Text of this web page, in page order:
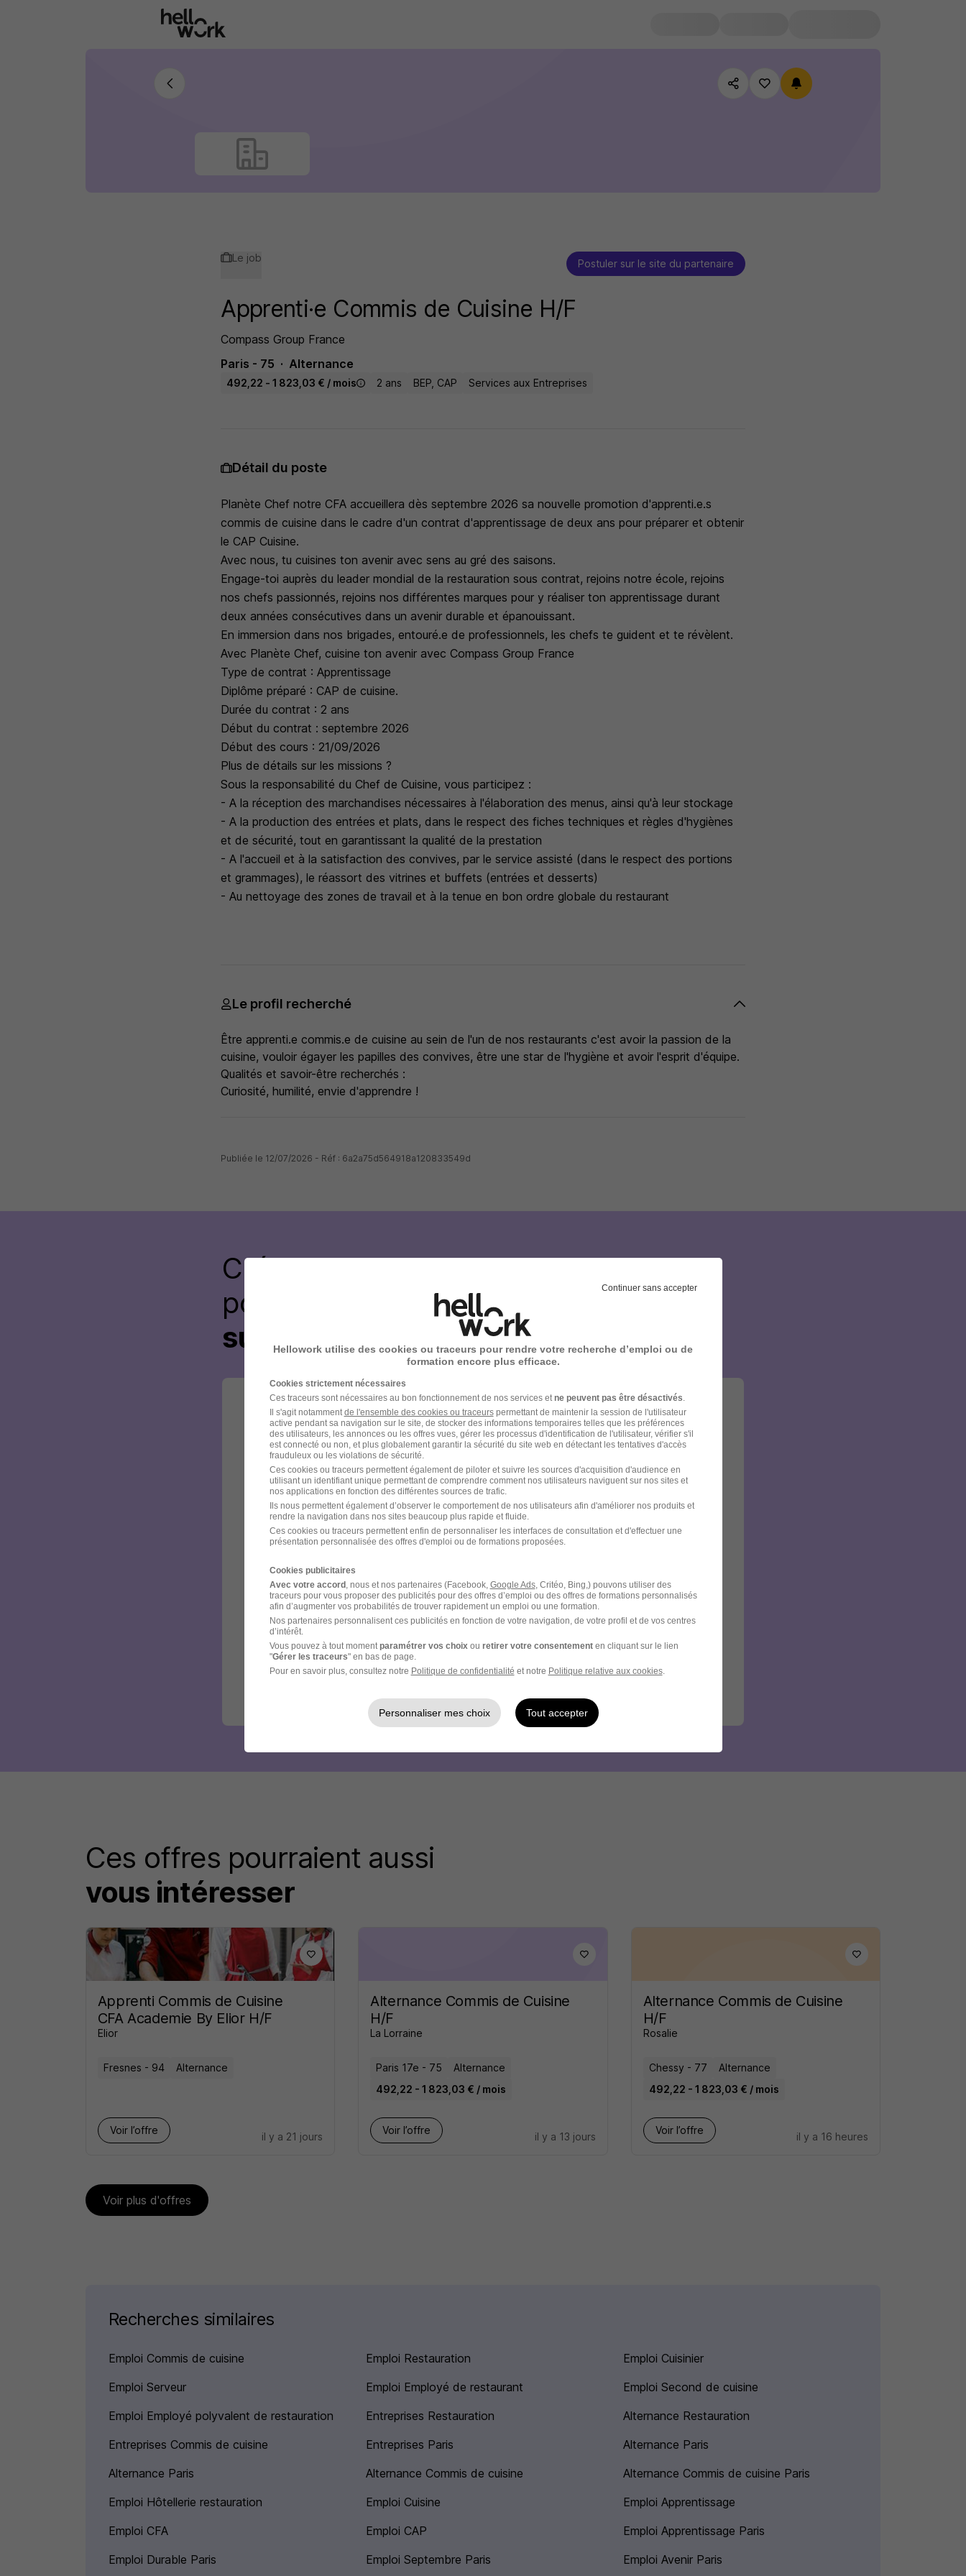
Le job Postuler sur le site du partenaire
Apprenti·e Commis de Cuisine H/F
Compass Group France
Paris - 75
Alternance
492,22 - 1 823,03 € / mois 2 ans BEP, CAP Services aux Entreprises
Détail du poste
Planète Chef notre CFA accueillera dès septembre 2026 sa nouvelle promotion d'apprenti.e.s
commis de cuisine dans le cadre d'un contrat d'apprentissage de deux ans pour préparer et obtenir
le CAP Cuisine.
Avec nous, tu cuisines ton avenir avec sens au gré des saisons.
Engage-toi auprès du leader mondial de la restauration sous contrat, rejoins notre école, rejoins
nos chefs passionnés, rejoins nos différentes marques pour y réaliser ton apprentissage durant
deux années consécutives dans un avenir durable et épanouissant.
En immersion dans nos brigades, entouré.e de professionnels, les chefs te guident et te révèlent.
Avec Planète Chef, cuisine ton avenir avec Compass Group France
Type de contrat : Apprentissage
Diplôme préparé : CAP de cuisine.
Durée du contrat : 2 ans
Début du contrat : septembre 2026
Début des cours : 21/09/2026
Plus de détails sur les missions ?
Sous la responsabilité du Chef de Cuisine, vous participez :
- A la réception des marchandises nécessaires à l'élaboration des menus, ainsi qu'à leur stockage
- A la production des entrées et plats, dans le respect des fiches techniques et règles d'hygiènes
et de sécurité, tout en garantissant la qualité de la prestation
- A l'accueil et à la satisfaction des convives, par le service assisté (dans le respect des portions
et grammages), le réassort des vitrines et buffets (entrées et desserts)
- Au nettoyage des zones de travail et à la tenue en bon ordre globale du restaurant
Le profil recherché
Être apprenti.e commis.e de cuisine au sein de l'un de nos restaurants c'est avoir la passion de la
cuisine, vouloir égayer les papilles des convives, être une star de l'hygiène et avoir l'esprit d'équipe.
Qualités et savoir-être recherchés :
Curiosité, humilité, envie d'apprendre !
Publiée le 12/07/2026 - Réf : 6a2a75d564918a120833549d
Créez votre compteHellowork et
postulez
sur le site du partenaire !
Ces offres pourraient aussi
vous intéresser
Apprenti Commis de Cuisine
CFA Academie By Elior H/F
Elior
Fresnes - 94 Alternance
Voir l’offre
il y a 21 jours
Alternance Commis de Cuisine
H/F
La Lorraine
Paris 17e - 75
Alternance
492,22 - 1 823,03 € / mois
Voir l’offre
il y a 13 jours
Alternance Commis de Cuisine
H/F
Rosalie
Chessy - 77
Alternance
492,22 - 1 823,03 € / mois
Voir l’offre
il y a 16 heures
Voir plus d'offres
Recherches similaires
Emploi Commis de cuisine Emploi Restauration
Emploi Cuisinier
Emploi Serveur
Emploi Employé de restaurant
Emploi Second de cuisine
Emploi Employé polyvalent de restauration
Entreprises Restauration
Alternance Restauration
Entreprises Commis de cuisine
Entreprises Paris
Alternance Paris
Alternance Paris
Alternance Commis de cuisine
Alternance Commis de cuisine Paris
Emploi Hôtellerie restauration
Emploi Cuisine
Emploi Apprentissage
Emploi CFA
Emploi CAP
Emploi Apprentissage Paris
Emploi Durable Paris
Emploi Septembre Paris Emploi Avenir Paris
Continuer sans accepter
Hellowork utilise des cookies ou traceurs pour rendre votre recherche d’emploi ou de
formation encore plus efficace.
Cookies strictement nécessaires
Ces traceurs sont nécessaires au bon fonctionnement de nos services et ne peuvent pas être désactivés
Il s'agit notamment de l'ensemble des cookies ou traceurspermettant de maintenir la session de l'utilisateur
active pendant sa navigation sur le site, de stocker des informations temporaires telles que les préférences
des utilisateurs, les annonces ou les offres vues, gérer les processus d'identification de l'utilisateur, vérifier s'il
est connecté ou non, et plus globalement garantir la sécurité du site web en détectant les tentatives d'accès
frauduleux ou les violations de sécurité.
Ces cookies ou traceurs permettent également de piloter et suivre les sources d'acquisition d'audience en
utilisant un identifiant unique permettant de comprendre comment nos utilisateurs naviguent sur nos sites et
nos applications en fonction des différentes sources de trafic.
Ils nous permettent également d’observer le comportement de nos utilisateurs afin d'améliorer nos produits et
rendre la navigation dans nos sites beaucoup plus rapide et fluide.
Ces cookies ou traceurs permettent enfin de personnaliser les interfaces de consultation et d'effectuer une
présentation personnalisée des offres d'emploi ou de formations proposées.
Cookies publicitaires
Avec votre accord, nous et nos partenaires (Facebook, Google Ads, Critéo, Bing,) pouvons utiliser des
traceurs pour vous proposer des publicités pour des offres d’emploi ou des offres de formations personnalisés
afin d’augmenter vos probabilités de trouver rapidement un emploi ou une formation.
Nos partenaires personnalisent ces publicités en fonction de votre navigation, de votre profil et de vos centres
d’intérêt.
Vous pouvez à tout moment paramétrer vos choix ou retirer votre consentementen cliquant sur le lien
"Gérer les traceurs" en bas de page.
Pour en savoir plus, consultez notre Politique de confidentialité et notre Politique relative aux cookies.
Personnaliser mes choix Tout accepter